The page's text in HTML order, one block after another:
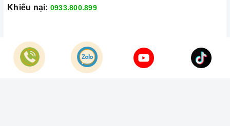
Khiếu nại: 0933.800.899
© Bản quyền thuộc vềCông Ty TNHH Home Best Việt Nam
Cung cấp bởi
Sapo